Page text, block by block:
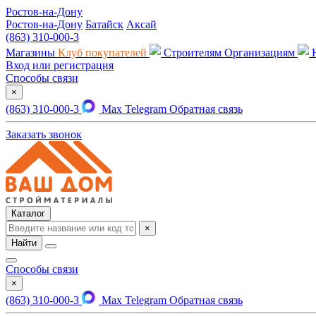
Ростов-на-Дону
Ростов-на-Дону Батайск Аксай
(863) 310-000-3
Магазины Клуб покупателей Строителям Организациям
Вход или регистрация
Способы связи
×
(863) 310-000-3 Max Telegram Обратная связь
Заказать звонок
Каталог
×
Найти
Способы связи
×
(863) 310-000-3 Max Telegram Обратная связь